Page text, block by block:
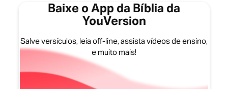
Baixe o App da Bíblia da
YouVersion
Salve versículos, leia off-line, assista vídeos de ensino,
e muito mais!